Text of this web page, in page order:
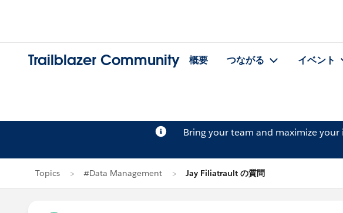
Trailblazer Community 概要 つながる イベント
Bring your team and maximize
Topics #Data Management Jay Filiatrault の質問